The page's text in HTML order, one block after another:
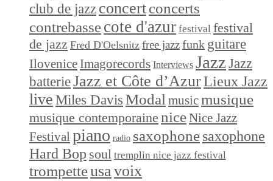
club de jazz concertconcerts
contrebassecote d'azur festival festival
de jazz Fred D'Oelsnitz free jazzfunk guitare
Ilovenice Imagorecords Interviews Jazz Jazz
batterieJazz et Côte d’AzurLieux Jazz
live Miles Davis Modal musicmusique
musique contemporaine niceNice Jazz
Festivalpiano radio saxophonesaxophone
Hard Bop soul tremplin nice jazz festival
trompetteusavoix